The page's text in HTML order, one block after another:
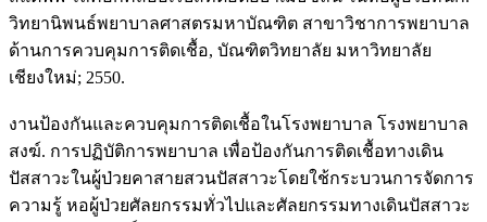
วิทยานิพนธ์พยาบาลศาสตรมหาบัณฑิต สาขาวิชาการพยาบาล
ด้านการควบคุมการติดเชื้อ, บัณฑิตวิทยาลัย มหาวิทยาลัย
เชียงใหม่; 2550.
งานป้องกันและควบคุมการติดเชื้อในโรงพยาบาล โรงพยาบาล
สงฆ์. การปฏิบัติการพยาบาล เพื่อป้องกันการติดเชื้อทางเดิน
ปัสสาวะในผู้ป่วยคาสายสวนปัสสาวะโดยใช้กระบวนการจัดการ
ความรู้ หอผู้ป่วยศัลยกรรมทั่วไปและศัลยกรรมทางเดินปัสสาวะ